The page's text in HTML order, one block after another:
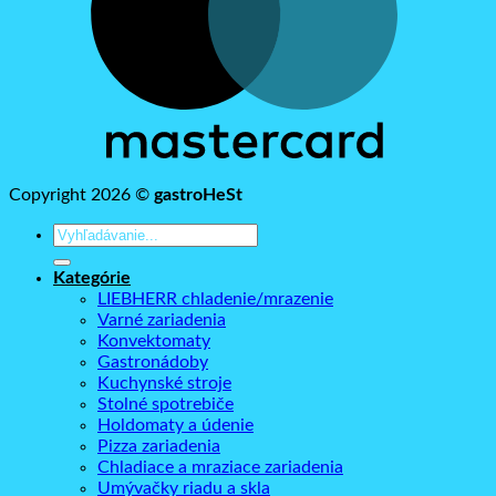
Copyright 2026 © gastroHeSt
Hľadať:
Kategórie
LIEBHERR chladenie/mrazenie
Varné zariadenia
Konvektomaty
Gastronádoby
Kuchynské stroje
Stolné spotrebiče
Holdomaty a údenie
Pizza zariadenia
Chladiace a mraziace zariadenia
Umývačky riadu a skla